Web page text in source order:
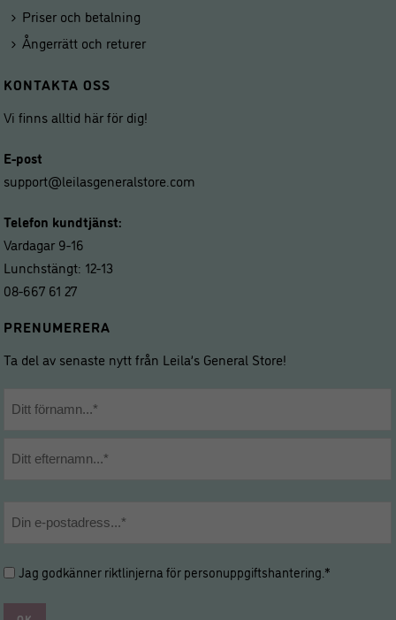
Priser och betalning
Ångerrätt och returer
KONTAKTA OSS
Vi finns alltid här för dig!
E-post
support@leilasgeneralstore.com
Telefon kundtjänst:
Vardagar 9-16
Lunchstängt: 12-13
08-667 61 27
PRENUMERERA
Ta del av senaste nytt från Leila’s General Store!
Hantering
personuppgifter
Jag godkänner riktlinjerna förpersonuppgiftshantering .*